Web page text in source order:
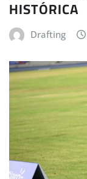
HISTÓRICA
Drafting